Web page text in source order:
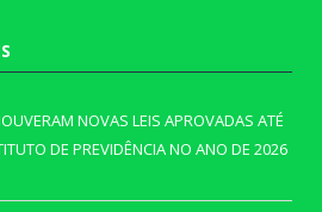
NOVAS LEIS APROVADAS ATÉ
DE PREVIDÊNCIA NO ANO DE 2026